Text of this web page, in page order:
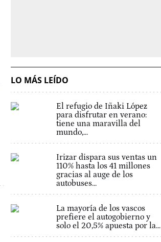
LO MÁS LEÍDO
El refugio de Iñaki López
para disfrutar en verano:
tiene una maravilla del
mundo,...
Irizar dispara sus ventas un
110% hasta los 41 millones
gracias al auge de los
autobuses...
La mayoría de los vascos
prefiere el autogobierno y
solo el 20,5% apuesta por la...